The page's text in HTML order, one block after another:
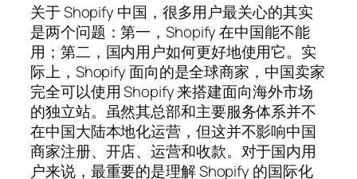
关于 Shopify 中国，很多用户最关心的其实
是两个问题：第一，Shopify 在中国能不能
用；第二，国内用户如何更好地使用它。实
际上，Shopify 面向的是全球商家，中国卖家
完全可以使用 Shopify 来搭建面向海外市场
的独立站。虽然其总部和主要服务体系并不
在中国大陆本地化运营，但这并不影响中国
商家注册、开店、运营和收款。对于国内用
户来说，最重要的是理解 Shopify 的国际化